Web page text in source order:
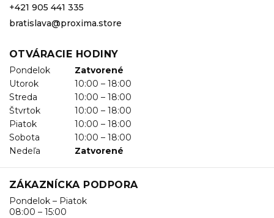
+421 905 441 335
bratislava@proxima.store
OTVÁRACIE HODINY
Pondelok
Zatvorené
Utorok
10:00 – 18:00
Streda
10:00 – 18:00
Štvrtok
10:00 – 18:00
Piatok
10:00 – 18:00
Sobota
10:00 – 18:00
Nedeľa
Zatvorené
ZÁKAZNÍCKA PODPORA
Pondelok – Piatok
08:00 – 15:00